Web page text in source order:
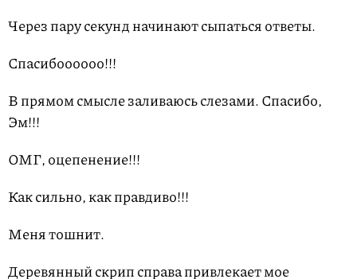
Через пару секунд начинают сыпаться ответы.
Спасибоооооо!!!
В прямом смысле заливаюсь слезами. Спасибо,
Эм!!!
ОМГ, оцепенение!!!
Как сильно, как правдиво!!!
Меня тошнит.
Деревянный скрип справа привлекает мое